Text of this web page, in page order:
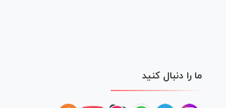
ما را دنبال کنید